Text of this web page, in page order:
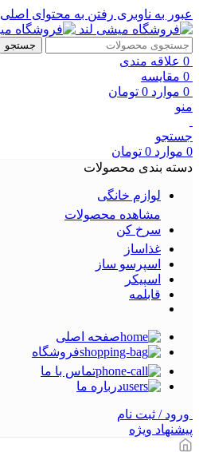
عبور به ناوبری رفتن به محتوای اصلی
جستجو
0 علاقه مندی
0 مقایسه
0 موارد 0 تومان
منو
جستجو
0 موارد 0 تومان
دسته بندی محصولات
لوازم خانگی
مشاهده محصولات
سرخ کن
غذاساز
اسپرسو ساز
اسپیکر
قابلمه
صفحه اصلی
فروشگاه
تماس با ما
درباره ما
ورود / ثبت نام
پیشنهاد ویژه